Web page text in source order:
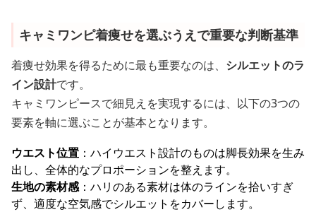
キャミワンピ着痩せを選ぶうえで重要な判断基準
着痩せ効果を得るために最も重要なのは、 シルエットのラ
イン設計です。
キャミワンピースで細見えを実現するには、以下の3つの
要素を軸に選ぶことが基本となります。
ウエスト位置 ：ハイウエスト設計のものは脚長効果を生み
出し、全体的なプロポーションを整えます。
生地の素材感：ハリのある素材は体のラインを拾いすぎ
ず、適度な空気感でシルエットをカバーします。